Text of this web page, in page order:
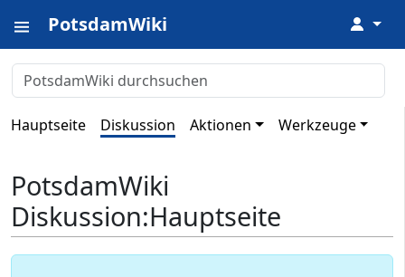
PotsdamWiki ↓
Hauptseite Diskussion Aktionen Werkzeuge
PotsdamWiki
Diskussion:Hauptseite